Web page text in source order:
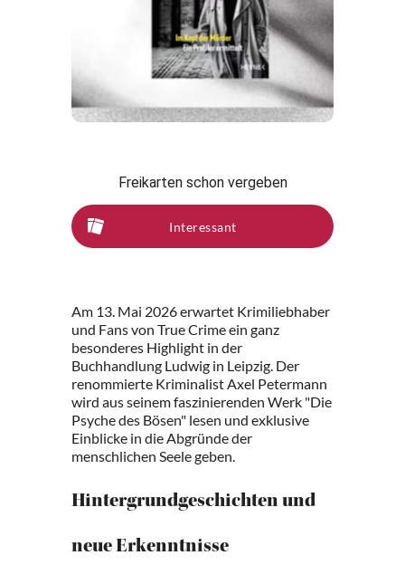
Freikarten schon vergeben
Interessant
Am 13. Mai 2026 erwartet Krimiliebhaber
und Fans von True Crime ein ganz
besonderes Highlight in der
Buchhandlung Ludwig in Leipzig. Der
renommierte Kriminalist Axel Petermann
wird aus seinem faszinierenden Werk "Die
Psyche des Bösen" lesen und exklusive
Einblicke in die Abgründe der
menschlichen Seele geben.
Hintergrundgeschichten und
neue Erkenntnisse